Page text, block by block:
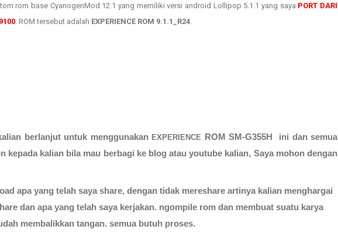
rom base CyanogenMod 12.1 yang memiliki versi android Lollipop 5.1.1 yang saya PORT DARI
. ROM tersebut adalah EXPERIENCE ROM 9.1.1_R24
berlanjut untuk menggunakan EXPERIENCE ROM SM-G355H ini dan semua
kepada kalian bila mau berbagi ke blog atau youtube kalian, Saya mohon dengan
apa yang telah saya share, dengan tidak mereshare artinya kalian menghargai
dan apa yang telah saya kerjakan. ngompile rom dan membuat suatu karya
membalikkan tangan. semua butuh proses.